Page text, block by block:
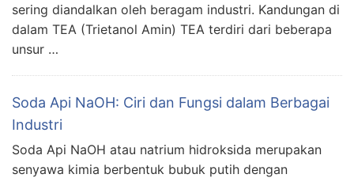
sering diandalkan oleh beragam industri. Kandungan di
dalam TEA (Trietanol Amin) TEA terdiri dari beberapa
unsur …
Soda Api NaOH: Ciri dan Fungsi dalam Berbagai
Industri
Soda Api NaOH atau natrium hidroksida merupakan
senyawa kimia berbentuk bubuk putih dengan